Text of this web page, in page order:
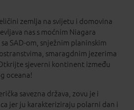
zemlja na svijetu i domovina
nas s moćnim Niagara
SAD-om, snježnim planinskim
smaragdnim jezerima
sjeverni kontinent između
oceana!
savezna država, zovu je i
jer ju karakteriziraju polarni dan i